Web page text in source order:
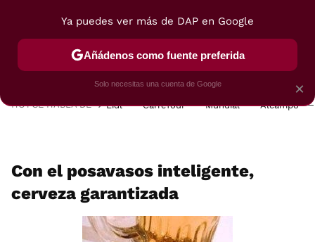
POSTRES VIAJES SELECCIÓN VEGUI
HOY SE HABLA DE Lidl Carrefour Mundial Alcampo
Con el posavasos inteligente,
cerveza garantizada
×
Ya puedes ver más de DAP en Google
Añádenos como fuente preferida
Solo necesitas una cuenta de Google